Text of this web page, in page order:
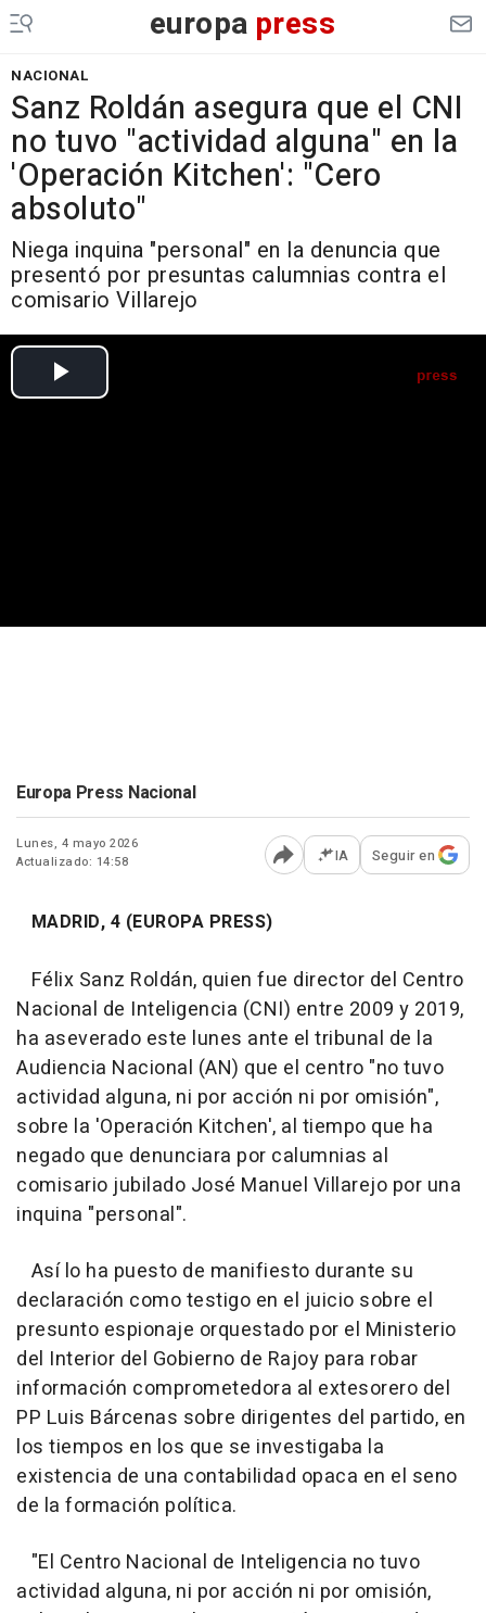
europa press
NACIONAL
Sanz Roldán asegura que el CNI
no tuvo "actividad alguna" en la
'Operación Kitchen': "Cero
absoluto"
Niega inquina "personal" en la denuncia que
presentó por presuntas calumnias contra el
comisario Villarejo
Europa Press Nacional
Lunes, 4 mayo 2026
Actualizado: 14:58
Abrir opciones para
IA Seguir en
MADRID, 4 (EUROPA PRESS)
Félix Sanz Roldán, quien fue director del Centro
Nacional de Inteligencia (CNI) entre 2009 y 2019,
ha aseverado este lunes ante el tribunal de la
Audiencia Nacional (AN) que el centro "no tuvo
actividad alguna, ni por acción ni por omisión",
sobre la 'Operación Kitchen', al tiempo que ha
negado que denunciara por calumnias al
comisario jubilado José Manuel Villarejo por una
inquina "personal".
Así lo ha puesto de manifiesto durante su
declaración como testigo en el juicio sobre el
presunto espionaje orquestado por el Ministerio
del Interior del Gobierno de Rajoy para robar
información comprometedora al extesorero del
PP Luis Bárcenas sobre dirigentes del partido, en
los tiempos en los que se investigaba la
existencia de una contabilidad opaca en el seno
de la formación política.
"El Centro Nacional de Inteligencia no tuvo
actividad alguna, ni por acción ni por omisión,